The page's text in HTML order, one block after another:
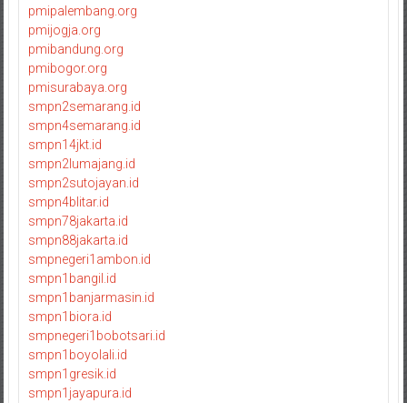
pmipalembang.org
pmijogja.org
pmibandung.org
pmibogor.org
pmisurabaya.org
smpn2semarang.id
smpn4semarang.id
smpn14jkt.id
smpn2lumajang.id
smpn2sutojayan.id
smpn4blitar.id
smpn78jakarta.id
smpn88jakarta.id
smpnegeri1ambon.id
smpn1bangil.id
smpn1banjarmasin.id
smpn1biora.id
smpnegeri1bobotsari.id
smpn1boyolali.id
smpn1gresik.id
smpn1jayapura.id